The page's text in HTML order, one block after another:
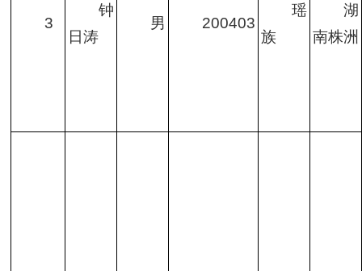
3
钟
日涛
男 200403
瑶
族
湖
南株洲